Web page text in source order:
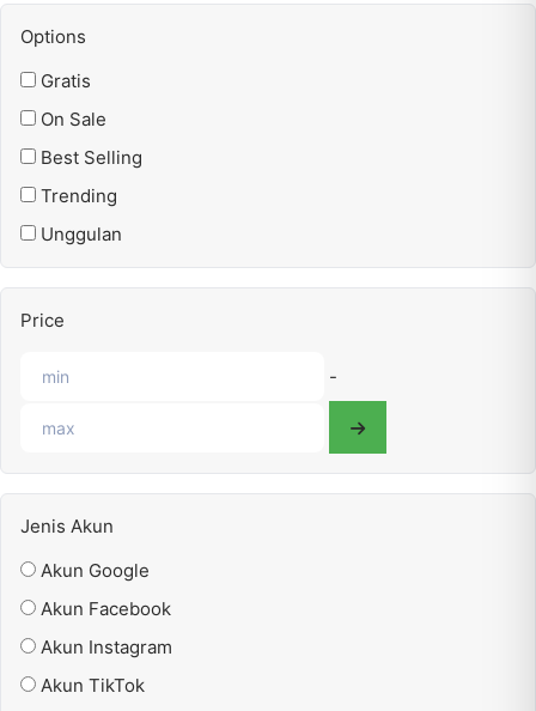
Options
Gratis
On Sale
Best Selling
Trending
Unggulan
Price
-
Jenis Akun
Akun Google
Akun Facebook
Akun Instagram
Akun TikTok